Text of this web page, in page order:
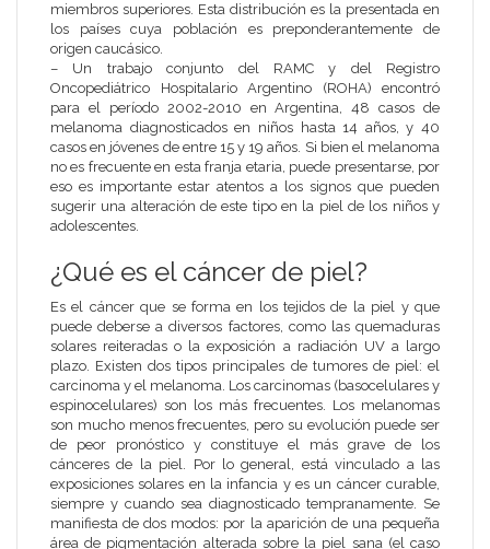
miembros superiores. Esta distribución es la presentada en
los países cuya población es preponderantemente de
origen caucásico.
– Un trabajo conjunto del RAMC y del Registro
Oncopediátrico Hospitalario Argentino (ROHA) encontró
para el período 2002-2010 en Argentina, 48 casos de
melanoma diagnosticados en niños hasta 14 años, y 40
casos en jóvenes de entre 15 y 19 años. Si bien el melanoma
no es frecuente en esta franja etaria, puede presentarse, por
eso es importante estar atentos a los signos que pueden
sugerir una alteración de este tipo en la piel de los niños y
adolescentes.
¿Qué es el cáncer de piel?
Es el cáncer que se forma en los tejidos de la piel y que
puede deberse a diversos factores, como las quemaduras
solares reiteradas o la exposición a radiación UV a largo
plazo. Existen dos tipos principales de tumores de piel: el
carcinoma y el melanoma. Los carcinomas (basocelulares y
espinocelulares) son los más frecuentes. Los melanomas
son mucho menos frecuentes, pero su evolución puede ser
de peor pronóstico y constituye el más grave de los
cánceres de la piel. Por lo general, está vinculado a las
exposiciones solares en la infancia y es un cáncer curable,
siempre y cuando sea diagnosticado tempranamente. Se
manifiesta de dos modos: por la aparición de una pequeña
área de pigmentación alterada sobre la piel sana (el caso